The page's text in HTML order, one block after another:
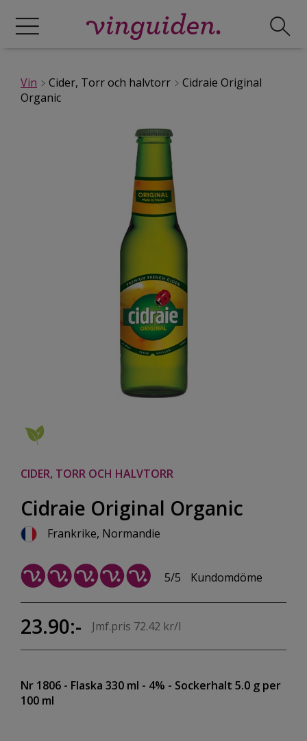
Vin Cider, Torr och halvtorr
Cidraie Original
Organic
CIDER, TORR OCH HALVTORR
Cidraie Original Organic
Frankrike, Normandie
5/5 Kundomdöme
23.90:- Jmf.pris 72.42 kr/l
Nr 1806 - Flaska 330 ml - 4% - Sockerhalt 5.0 g per
100 ml